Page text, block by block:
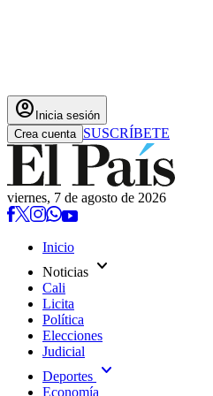
account_circle Inicia sesión
Crea cuenta SUSCRÍBETE
viernes, 7 de agosto de 2026
Inicio
Noticias expand_more
Cali
Licita
Política
Elecciones
Judicial
Deportes expand_more
Economía